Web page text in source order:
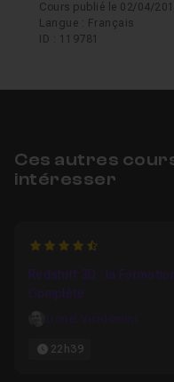
Cours publié le 02/04/
Langue : Français
ID : 119781
Ces autres
intéresser
4.9545454545455
Redshift 3D : la
Complète
Lionel Vicidomini
22h39